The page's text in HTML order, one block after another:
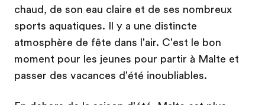
chaud, de son eau claire et de ses nombreux
sports aquatiques. Il y a une distincte
atmosphère de fête dans l'air. C'est le bon
moment pour les jeunes pour partir à Malte et
passer des vacances d'été inoubliables.